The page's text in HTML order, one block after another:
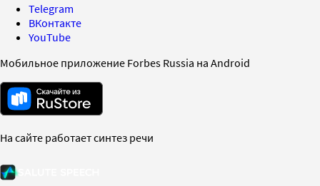
Telegram
ВКонтакте
YouTube
Мобильное приложение Forbes Russia на Android
На сайте работает синтез речи